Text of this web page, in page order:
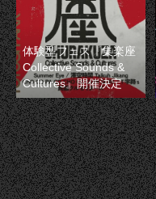
体験型フェス『集楽座
Collective Sounds &
Cultures』開催決定